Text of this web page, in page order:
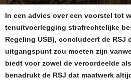
In een advies over een voorstel tot
tenuitvoerlegging strafrechtelijke
Regeling USB), concludeert de RSJ
uitgangspunt zou moeten zijn
biedt voor zowel de veroordeelde
benadrukt de RSJ dat maatwerk